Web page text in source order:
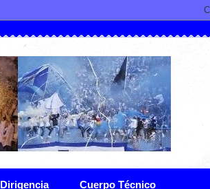
Dirigencia Cuerpo Técnico